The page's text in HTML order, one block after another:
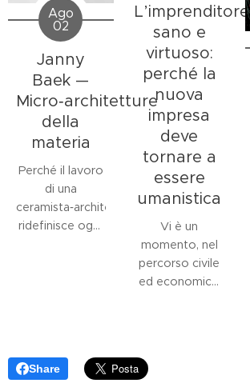
Ago
02
Janny
Baek —
Micro‑architetture
della
materia
Perché il lavoro
di una
ceramista‑architetta
ridefinisce oggi
impone come
L’imprenditore
sano e
virtuoso:
perché la
nuova
impresa
deve
tornare a
essere
umanistica
Vi è un
momento, nel
percorso civile
ed economico
superare la sola
Share